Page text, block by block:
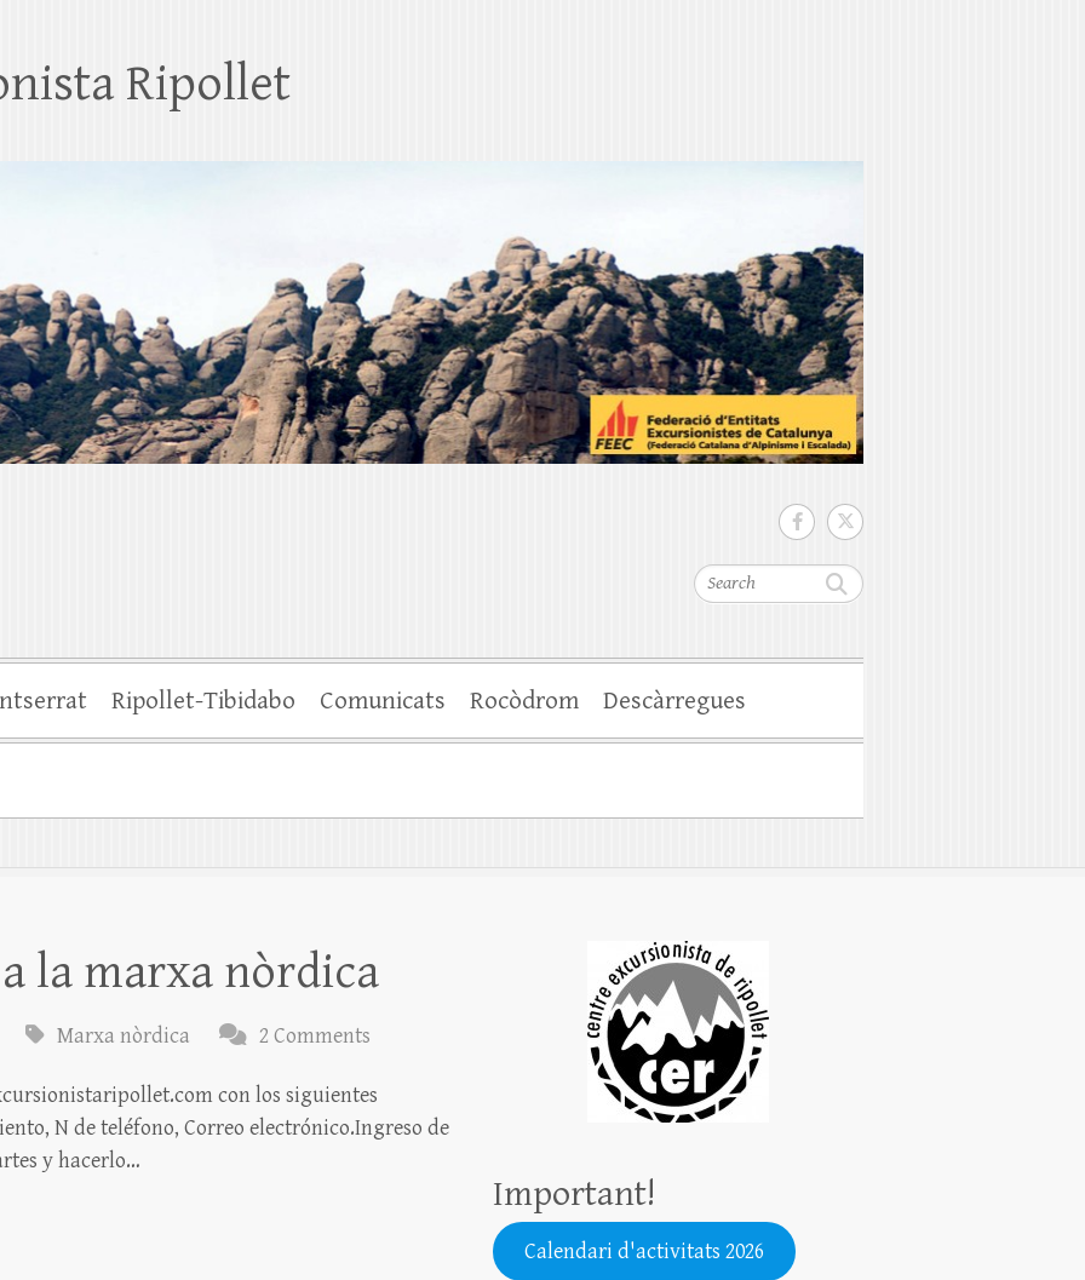
Search
Ripollet
Ripollet-Tibidabo Comunicats Rocòdrom Descàrregues
la marxa nòrdica
Marxa nòrdica 2 Comments
con los siguientes
N de teléfono, Correo electrónico.Ingreso de
y hacerlo…
Important!
Calendari d'activitats 2026